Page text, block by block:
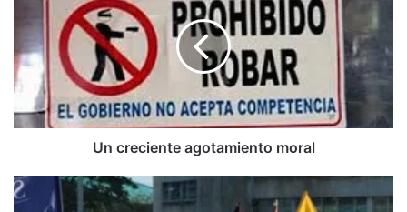
agotamiento
moral
Un creciente agotamiento moral
Cuba
y